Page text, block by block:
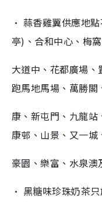
• 蒜香雞翼供應地
亭)、合和中心、梅
大道中、花都廣場、
跑馬地馬場、萬勝閣
康、新屯門、九龍
康邨、山景、又一城
豪園、樂富、水泉
• 黑糖味珍珠奶茶